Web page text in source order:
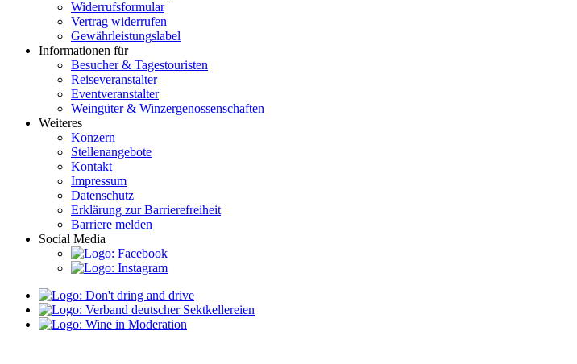
Widerrufsformular
Vertrag widerrufen
Gewährleistungslabel
Informationen für
Besucher & Tagestouristen
Reiseveranstalter
Eventveranstalter
Weingüter & Winzergenossenschaften
Weiteres
Konzern
Stellenangebote
Kontakt
Impressum
Datenschutz
Erklärung zur Barrierefreiheit
Barriere melden
Social Media